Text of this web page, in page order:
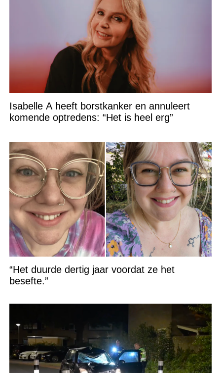
Isabelle A heeft borstkanker en annuleert
komende optredens: “Het is heel erg”
“Het duurde dertig jaar voordat ze het
besefte.”